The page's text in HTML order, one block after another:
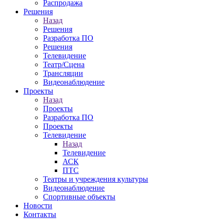
Распродажа
Решения
Назад
Решения
Разработка ПО
Решения
Телевидение
Театр/Сцена
Трансляции
Видеонаблюдение
Проекты
Назад
Проекты
Разработка ПО
Проекты
Телевидение
Назад
Телевидение
АСК
ПТС
Театры и учреждения культуры
Видеонаблюдение
Спортивные объекты
Новости
Контакты